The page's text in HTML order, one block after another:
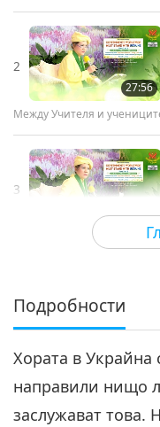
2
27:56
Между Учителя и
3
Между Учителя и
4
27:29
Между Учителя и
Подробности
Хората в Украйна
направили нищо
заслужават това.